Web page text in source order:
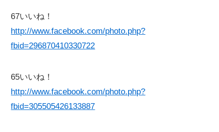
67いいね！
http://www.facebook.com/photo.php?
fbid=296870410330722
65いいね！
http://www.facebook.com/photo.php?
fbid=305505426133887